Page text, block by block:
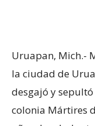
Uruapan, Mich.-
la ciudad de
desgajó y
colonia Mártires